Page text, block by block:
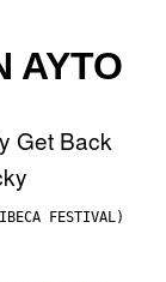
ΑΥΤΌ
FESTIVAL)